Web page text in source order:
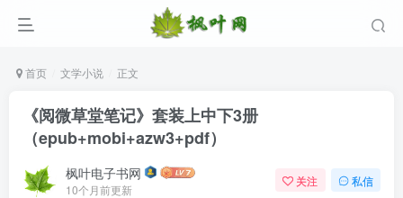
首页 文学小说 正文
《阅微草堂笔记》套装上中下3册
（epub+mobi+azw3+pdf）
枫叶电子书网
10个月前更新
关注 私信